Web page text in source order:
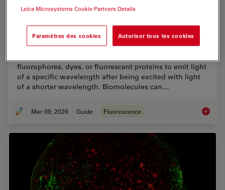
A Guide to Fluorescence Microscopy
fluorophores, dyes, or fluorescent proteins to emit light
of a specific wavelength after being excited with light
of a shorter wavelength. Biomolecules can…
Mar 09, 2026 Guide Fluorescence A
Leica Microsystems Cookie Partners Details
Paramètres des cookies Autoriser tous les cookies